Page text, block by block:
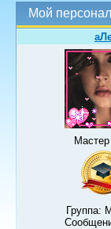
Мой
Группа: